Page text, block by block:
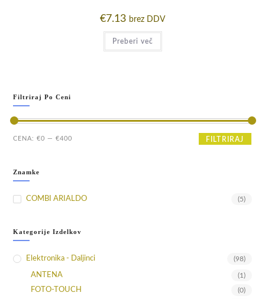
€7.13 brez DDV
Preberi več
Filtriraj Po Ceni
Min
Max
FILTRIRAJ
CENA:€0 —€400
Znamke
COMBI ARIALDO (5)
Kategorije Izdelkov
Elektronika - Daljinci (98)
ANTENA (1)
FOTO-TOUCH (0)